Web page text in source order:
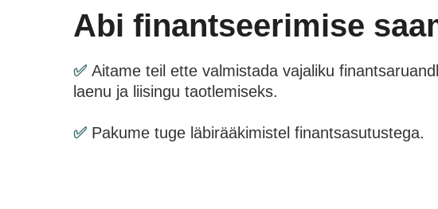
Abi finantseerimise
✅ Aitame teil ette valmistada vajaliku
laenu ja liisingu taotlemiseks.
✅ Pakume tuge läbirääkimistel finantsasutustega.